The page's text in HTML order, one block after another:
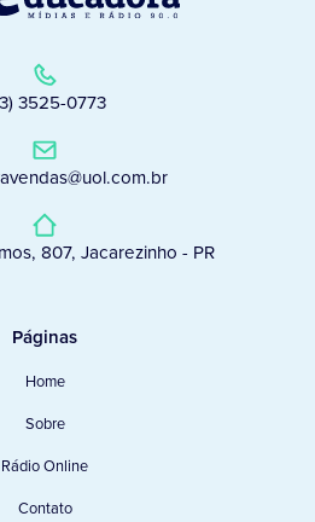
3525-0773
807, Jacarezinho - PR
Páginas
Home
Sobre
Rádio Online
Contato